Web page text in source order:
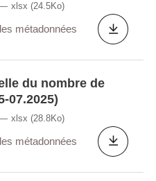
xlsx (24.5Ko)
métadonnées
du nombre de
07.2025)
xlsx (28.8Ko)
métadonnées